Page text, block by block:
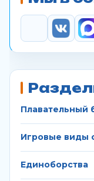
Плавательный
Игровые виды
Единоборства